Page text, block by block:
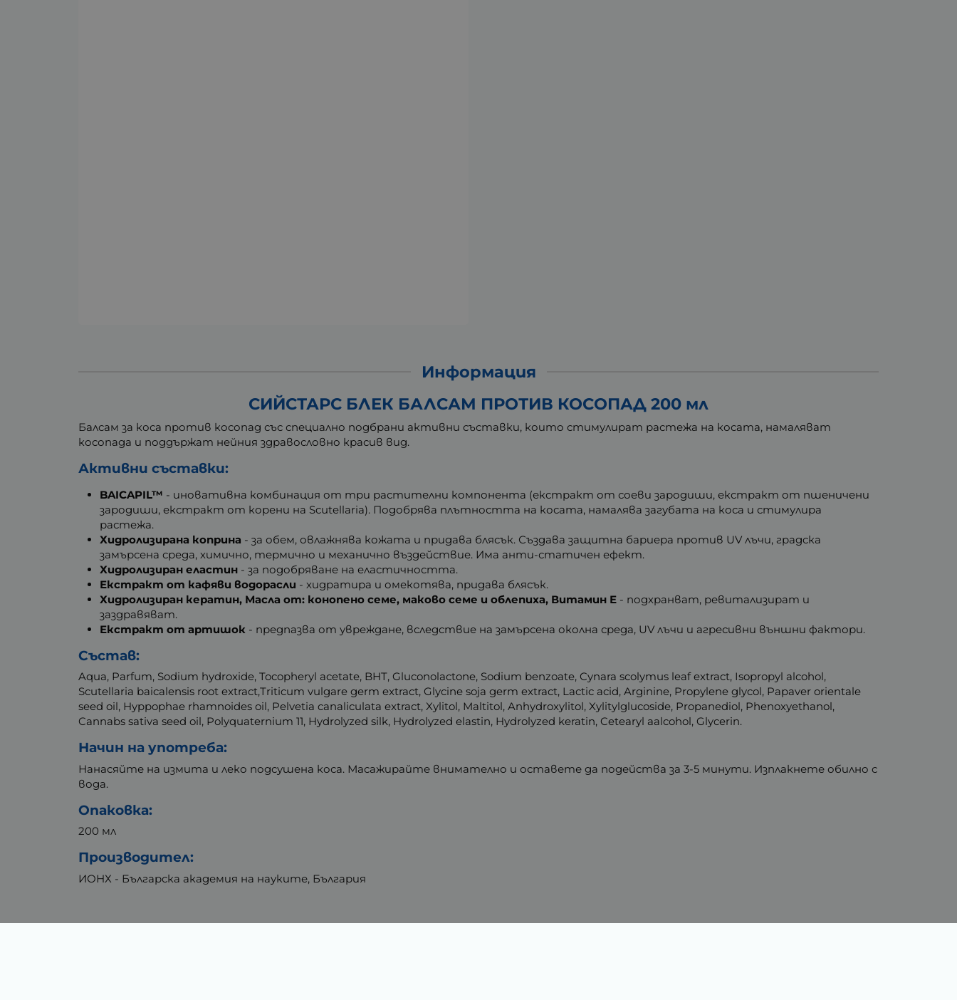
Информация
СИЙСТАРС БЛЕК БАЛСАМ ПРОТИВ КОСОПАД 200 мл
Балсам за коса против косопад със специално подбрани активни съставки, които стимулират растежа на косата, намаляват
косопада и поддържат нейния здравословно красив вид.
Активни съставки:
BAICAPIL™ - иновативна комбинация от три растителни компонента (екстракт от соеви зародиши, екстракт от пшеничени
зародиши, екстракт от корени на Scutellaria). Подобрява плътността на косата, намалява загубата на коса и стимулира
растежа.
Хидролизирана коприна - за обем, овлажнява кожата и придава блясък. Създава защитна бариера против UV лъчи, градска
замърсена среда, химично, термично и механично въздействие. Има анти-статичен ефект.
Хидролизиран еластин - за подобряване на еластичността.
Екстракт от кафяви водорасли - хидратира и омекотява, придава блясък.
Хидролизиран кератин, Масла от: конопено семе, маково семе и облепиха, Витамин Е - подхранват, ревитализират и
заздравяват.
Екстракт от артишок - предпазва от увреждане, вследствие на замърсена околна среда, UV лъчи и агресивни външни фактори.
Състав:
Aqua, Parfum, Sodium hydroxide, Tocopheryl acetate, BHT, Gluconolactone, Sodium benzoate, Cynara scolymus leaf extract, Isopropyl alcohol,
Scutellaria baicalensis root extract,Triticum vulgare germ extract, Glycine soja germ extract, Lactic acid, Arginine, Propylene glycol, Papaver orientale
seed oil, Hyppophae rhamnoides oil, Pelvetia canaliculata extract, Xylitol, Maltitol, Anhydroxylitol, Xylitylglucoside, Propanediol, Phenoxyethanol,
Cannabs sativa seed oil, Polyquaternium 11, Hydrolyzed silk, Hydrolyzed elastin, Hydrolyzed keratin, Cetearyl aalcohol, Glycerin.
Начин на употреба:
Нанасяйте на измита и леко подсушена коса. Масажирайте внимателно и оставете да подейства за 3-5 минути. Изплакнете обилно с
вода.
Опаковка:
200 мл
Производител:
ИОНХ - Българска академия на науките, България